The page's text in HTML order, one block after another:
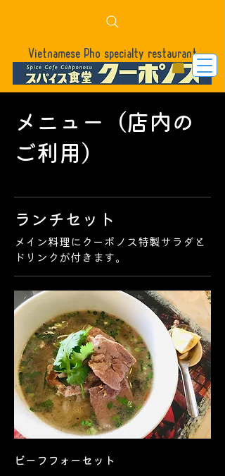
Vietnamese Pho specialty restaurant
メニュー（店内の
ご利用）
ランチセット
メイン料理にクーポノス特製サラダと
ドリンクが付きます。
ビーフフォーセット